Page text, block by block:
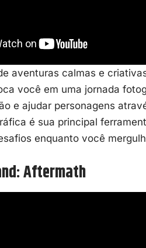
aventuras calmas e
você em uma jornada
e ajudar personagens
é sua principal
enquanto você
Aftermath